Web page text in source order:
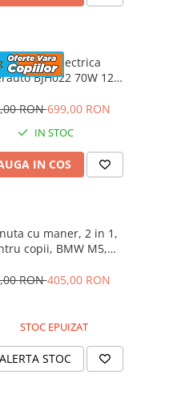
electrica
BJH022 70W 12V
culoare Rosie
RON699,00 RON
IN STOC
IN COS
cu maner, 2 in 1,
copii, BMW M5,
RON405,00 RON
STOC EPUIZAT
ALERTA STOC